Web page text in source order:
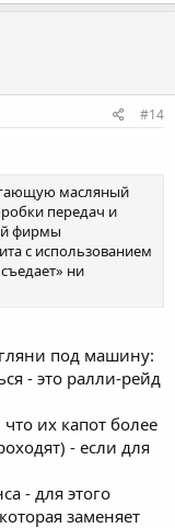
#14
масляный
передач и
фирмы
с использованием
ни
под машину:
- это ралли-рейд
их капот более
- если для
- для этого
заменяет